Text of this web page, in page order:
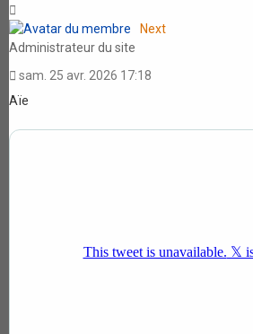
Next
Administrateur du site
sam. 25 avr. 2026 17:18
Aïe